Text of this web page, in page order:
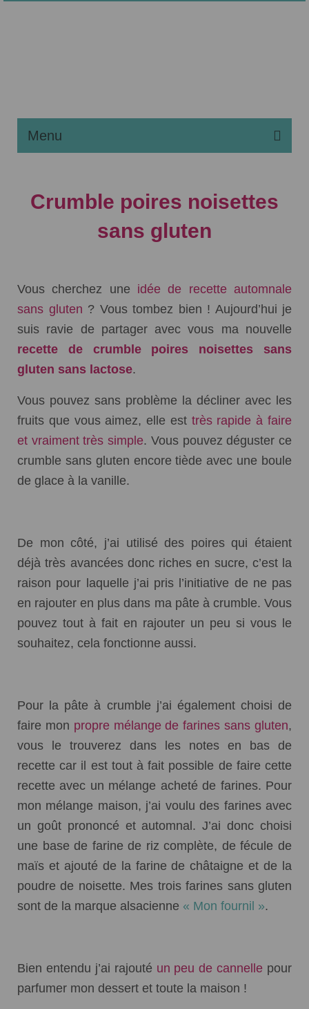
Menu
Maladie Coeliaque
Régime Sans Gluten
Apprendre à Pâtisser
Débuter Sans Gluten
Mes livres sans gluten
Crumble poires noisettes
sans gluten
Vous cherchez une idée de recette automnale
sans gluten ? Vous tombez bien ! Aujourd’hui je
suis ravie de partager avec vous ma nouvelle
recette de crumble poires noisettes sans
gluten sans lactose.
Vous pouvez sans problème la décliner avec les
fruits que vous aimez, elle est très rapide à faire
et vraiment très simple. Vous pouvez déguster ce
crumble sans gluten encore tiède avec une boule
de glace à la vanille.
De mon côté, j’ai utilisé des poires qui étaient
déjà très avancées donc riches en sucre, c’est la
raison pour laquelle j’ai pris l’initiative de ne pas
en rajouter en plus dans ma pâte à crumble. Vous
pouvez tout à fait en rajouter un peu si vous le
souhaitez, cela fonctionne aussi.
Pour la pâte à crumble j’ai également choisi de
faire mon propre mélange de farines sans gluten,
vous le trouverez dans les notes en bas de
recette car il est tout à fait possible de faire cette
recette avec un mélange acheté de farines. Pour
mon mélange maison, j’ai voulu des farines avec
un goût prononcé et automnal. J’ai donc choisi
une base de farine de riz complète, de fécule de
maïs et ajouté de la farine de châtaigne et de la
poudre de noisette. Mes trois farines sans gluten
sont de la marque alsacienne « Mon fournil ».
Bien entendu j’ai rajouté un peu de cannelle pour
parfumer mon dessert et toute la maison !